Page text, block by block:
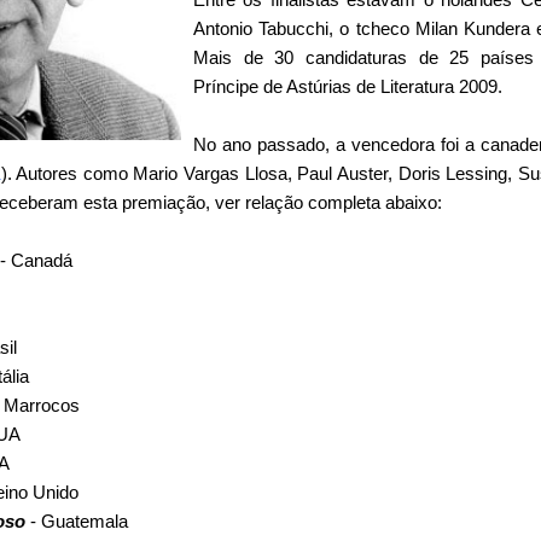
Antonio Tabucchi, o tcheco Milan
Mais de 30 candidaturas de 25 países
Príncipe de Astúrias de Literatura 2009.
No ano passado, a vencedora foi a
). Autores como Mario Vargas Llosa, Paul Auster, Doris Lessing,
esta premiação, ver relação completa abaixo:
Canadá
Unido
- Guatemala